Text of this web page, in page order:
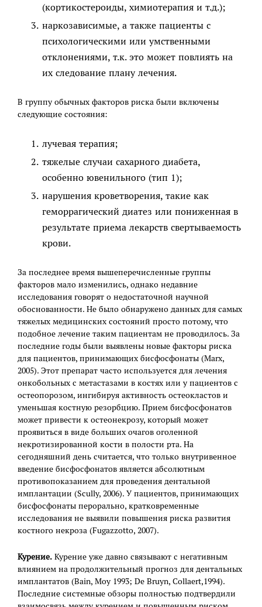
(кортикостероиды, химиотерапия и т.д.);
наркозависимые, а также пациенты с
психологическими или умственными
отклонениями, т.к. это может повлиять на
их следование плану лечения.
В группу обычных факторов риска были включены
следующие состояния:
лучевая терапия;
тяжелые случаи сахарного диабета,
особенно ювенильного (тип 1);
нарушения кроветворения, такие как
геморрагический диатез или пониженная в
результате приема лекарств свертываемость
крови.
За последнее время вышеперечисленные группы
факторов мало изменились, однако недавние
исследования говорят о недостаточной научной
обоснованности. Не было обнаружено данных для самых
тяжелых медицинских состояний просто потому, что
подобное лечение таким пациентам не проводилось. За
последние годы были выявлены новые факторы риска
для пациентов, принимающих бисфосфонаты (Marx,
2005). Этот препарат часто используется для лечения
онкобольных с метастазами в костях или у пациентов с
остеопорозом, ингибируя активность остеокластов и
уменьшая костную резорбцию. Прием бисфосфонатов
может привести к остеонекрозу, который может
проявиться в виде больших очагов оголенной
некротизированной кости в полости рта. На
сегодняшний день считается, что только внутривенное
введение бисфосфонатов является абсолютным
противопоказанием для проведения дентальной
имплантации (Scully, 2006). У пациентов, принимающих
бисфосфонаты перорально, кратковременные
исследования не выявили повышения риска развития
костного некроза (Fugazzotto, 2007).
Курение. Курение уже давно связывают с негативным
влиянием на продолжительный прогноз для дентальных
имплантатов (Bain, Moy 1993; De Bruyn, Collaert,1994).
Последние системные обзоры полностью подтвердили